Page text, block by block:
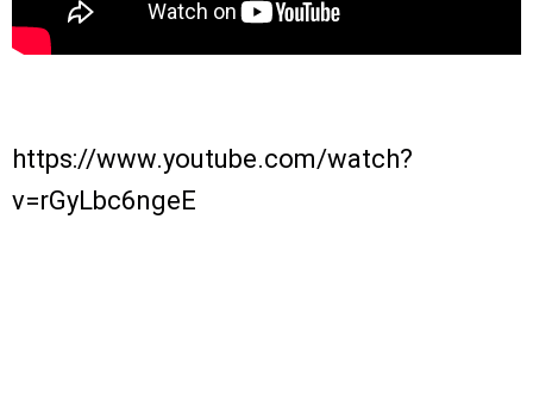
https://www.youtube.com/watch?
v=rGyLbc6ngeE